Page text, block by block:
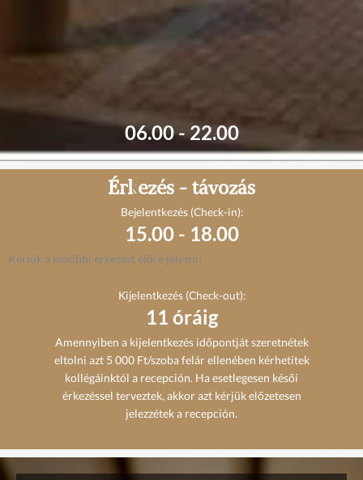
06.00 - 22.00
Érkezés - távozás
Bejelentkezés (Check-in):
15.00 - 18.00
Kérjük a későbbi érkezést előre jelezni!
Kijelentkezés (Check-out):
11 óráig
Amennyiben a kijelentkezés időpontját szeretnétek
eltolni azt 5 000 Ft/szoba felár ellenében kérhetitek
kollégáinktól a recepción. Ha esetlegesen késői
érkezéssel terveztek, akkor azt kérjük előzetesen
jelezzétek a recepción.